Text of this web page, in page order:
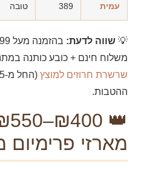
עמית
389
טובה
💡 שווה לדעת:
משלוח חינם + כובע כותנה
שרשרת חרוזים למוצץ
ההטבות.
מארזי פרימיום